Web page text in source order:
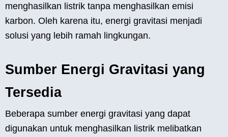
menghasilkan listrik tanpa menghasilkan emisi
karbon. Oleh karena itu, energi gravitasi menjadi
solusi yang lebih ramah lingkungan.
Sumber Energi Gravitasi yang
Tersedia
Beberapa sumber energi gravitasi yang dapat
digunakan untuk menghasilkan listrik melibatkan